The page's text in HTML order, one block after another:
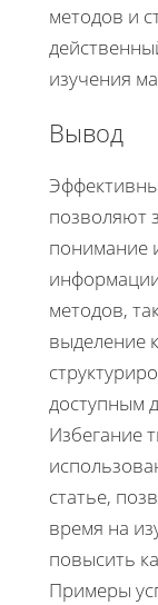
методов и
изучения
Вывод
позволяют
понимание
методов,
выделение
доступным
Избегание
статье,
время на
повысить
Примеры